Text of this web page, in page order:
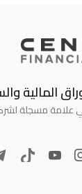
المالية
علامة مسجلة